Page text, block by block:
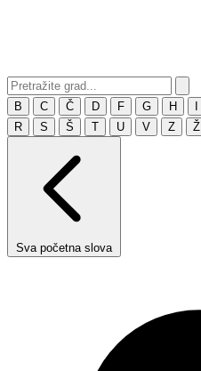
B C Č D F G H
R
S Š T U V Z Ž
Sva početna slova